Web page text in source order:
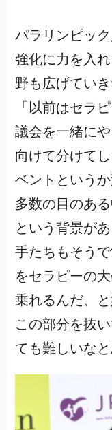
パラリンピッ
強化に力を入
野も広げていき
「以前はセラ
議会を一緒に
向けて分けて
ベントという
多数の目のあ
という背景が
手たちもそう
をセラピーの
乗れるんだ、
この部分を抜
ても難しいなと